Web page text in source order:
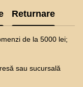
Returnare
de la 5000 lei;
sau sucursală